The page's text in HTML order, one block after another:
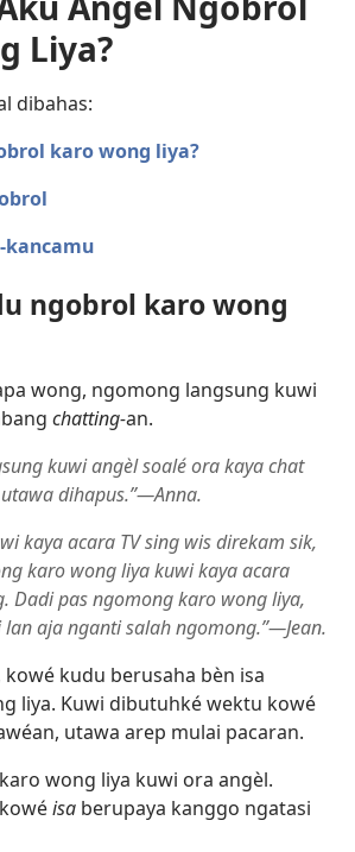
Liya?
dibahas:
karo wong liya?
kancamu
ngobrol karo wong
wong, ngomong langsung kuwi
chatting-an.
kuwi angèl soalé ora kaya chat
dihapus.”—Anna.
kaya acara TV sing wis direkam sik,
karo wong liya kuwi kaya acara
Dadi pas ngomong karo wong liya,
aja nganti salah ngomong.”—Jean.
kowé kudu berusaha bèn isa
liya. Kuwi dibutuhké wektu kowé
utawa arep mulai pacaran.
wong liya kuwi ora angèl.
isa berupaya kanggo ngatasi